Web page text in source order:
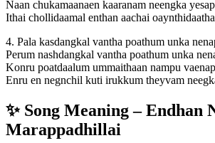
Naan chukamaanaen kaaranam neengka
Ithai chollidaamal enthan aachai
4. Pala kasdangkal vantha poathum unka
Perum nashdangkal vantha poathum unka
Konru poatdaalum ummaithaan nampu
Enru en negnchil kuti irukkum theyvam
✨ Song Meaning – Endhan
Marappadhillai